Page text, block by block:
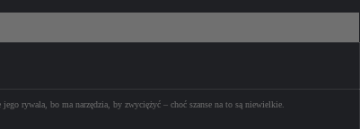
rywala, bo ma narzędzia, by zwyciężyć – choć szanse na to są niewielkie.